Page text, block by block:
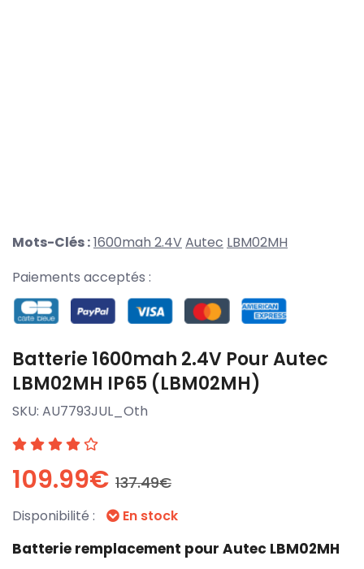
Mots-Clés :1600mah 2.4VAutec LBM02MH
Paiements acceptés :
Batterie 1600mah 2.4V Pour Autec
LBM02MH IP65 (LBM02MH)
SKU: AU7793JUL_Oth
109.99€ 137.49€
Disponibilité : En stock
Batterie remplacement pour Autec LBM02MH